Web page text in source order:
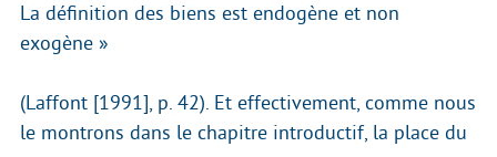
La définition des biens est endogène et non
exogène »
(Laffont [1991], p. 42). Et effectivement, comme nous
le montrons dans le chapitre introductif, la place du